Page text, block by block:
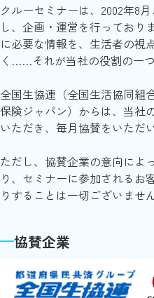
クルーセミナーは、2002年8
し、企画・運営を行っており
に必要な情報を、生活者の視
く……それが当社の役割の一つ
全国生協連（全国生活協同組
保険ジャパン）からは、当社
いただき、毎月協賛をいただ
ただし、協賛企業の意向によ
り、セミナーに参加されるお
りすることは一切ございません
協賛企業